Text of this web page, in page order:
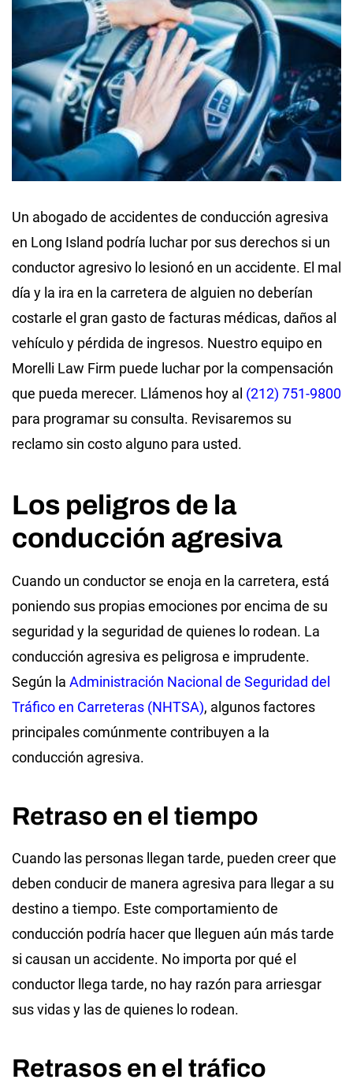
Un abogado de accidentes de conducción agresiva
en Long Island podría luchar por sus derechos si un
conductor agresivo lo lesionó en un accidente. El mal
día y la ira en la carretera de alguien no deberían
costarle el gran gasto de facturas médicas, daños al
vehículo y pérdida de ingresos. Nuestro equipo en
Morelli Law Firm puede luchar por la compensación
que pueda merecer. Llámenos hoy al (212) 751-9800
para programar su consulta. Revisaremos su
reclamo sin costo alguno para usted.
Los peligros de la
conducción agresiva
Cuando un conductor se enoja en la carretera, está
poniendo sus propias emociones por encima de su
seguridad y la seguridad de quienes lo rodean. La
conducción agresiva es peligrosa e imprudente.
Según la Administración Nacional de Seguridad del
Tráfico en Carreteras (NHTSA), algunos factores
principales comúnmente contribuyen a la
conducción agresiva.
Retraso en el tiempo
Cuando las personas llegan tarde, pueden creer que
deben conducir de manera agresiva para llegar a su
destino a tiempo. Este comportamiento de
conducción podría hacer que lleguen aún más tarde
si causan un accidente. No importa por qué el
conductor llega tarde, no hay razón para arriesgar
sus vidas y las de quienes lo rodean.
Retrasos en el tráfico